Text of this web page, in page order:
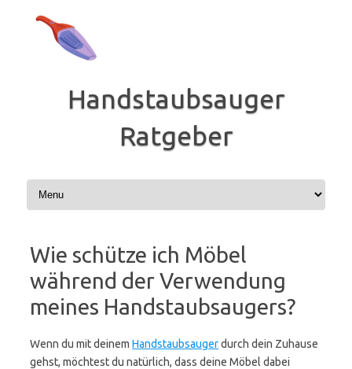
Inhalt
springen
Handstaubsauger
Ratgeber
Wie schütze ich Möbel
während der Verwendung
meines Handstaubsaugers?
Wenn du mit deinem Handstaubsaugerdurch dein Zuhause
gehst, möchtest du natürlich, dass deine Möbel dabei